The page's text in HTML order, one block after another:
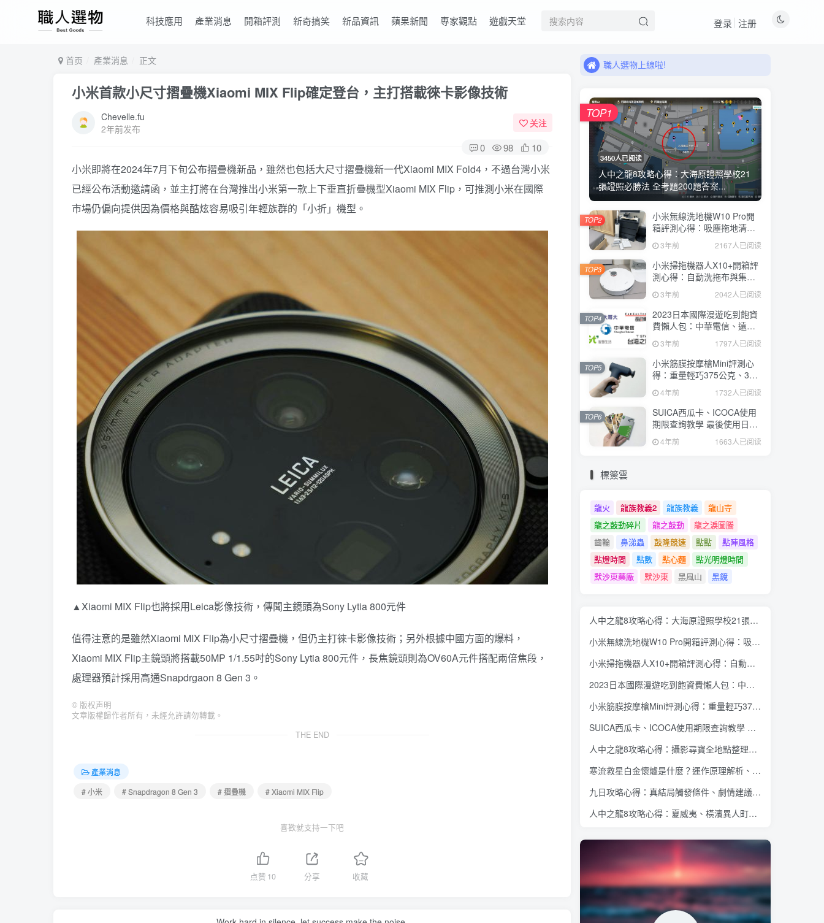
科技應用 產業消息 開箱評測 新奇搞笑 新品資訊 蘋果新聞 專家觀點 遊戲天堂 登录 注册
首页 產業消息 正文
小米首款小尺寸摺疊機Xiaomi MIX Flip確定登台，主打搭載徠卡影像技術
Chevelle.fu
2年前发布
关注
0 98 10
小米即將在2024年7月下旬公布摺疊機新品，雖然也包括大尺寸摺疊機新一代Xiaomi MIX Fold4，不過台灣小米
已經公布活動邀請函，並主打將在台灣推出小米第一款上下垂直折疊機型Xiaomi MIX Flip，可推測小米在國際
市場仍偏向提供因為價格與酷炫容易吸引年輕族群的「小折」機型。
▲Xiaomi MIX Flip也將採用Leica影像技術，傳聞主鏡頭為Sony Lytia 800元件
值得注意的是雖然Xiaomi MIX Flip為小尺寸摺疊機，但仍主打徠卡影像技術；另外根據中國方面的爆料，
Xiaomi MIX Flip主鏡頭將搭載50MP 1/1.55吋的Sony Lytia 800元件，長焦鏡頭則為OV60A元件搭配兩倍焦段，
處理器預計採用高通Snapdrgaon 8 Gen 3。
© 版权声明
文章版權歸作者所有，未經允許請勿轉載。
THE END
產業消息
# 小米
# Snapdragon 8 Gen 3 # 摺疊機 # Xiaomi MIX Flip
喜歡就支持一下吧
点赞 10 分享 收藏
來看看11月有什麼新品!
來看看11月有什麼新品!
3450人已阅读
人中之龍8攻略心得：大海原證照學校21
張證照必勝法 全考題200題答案...
TOP1
小米無線洗地機W10 Pro開
箱評測心得：吸塵拖地清洗3
合1、90度可調式機身、續航
力35分鐘、售價15995元
3年前 2167人已阅读
TOP2
小米掃拖機器人X10+開箱評
測心得：自動洗拖布與集
塵、旋轉式拖布更乾淨、連
續使用2小時、售價26995元
3年前 2042人已阅读
TOP3
2023日本國際漫遊吃到飽資
費懶人包：中華電信、遠傳
電信、台灣大哥大、台灣之
星、亞太電信
3年前 1797人已阅读
TOP4
小米筋膜按摩槍Mini評測心
得：重量輕巧375公克、3種
替換頭和3種模式、售價
2295元
4年前 1732人已阅读
TOP5
SUICA西瓜卡、ICOCA使用
期限查詢教學 最後使用日10
年內都有效 Android、iOS都
適用4年前 1663人已阅读
TOP6
標簽雲
龍火 龍族教義2 龍族教義
龍山寺
龍之鼓動碎片
龍之鼓動
龍之淚圖騰
齒輪
鼻涕蟲 鼓隆競速 點點
點陣風格
點燈時間
點數 點心麵
點光明燈時間
默沙東藥廠
默沙東 黑風山 黑鏡
人中之龍8攻略心得：大海原證照學校21張證照必勝法 全考題200題答案整理
小米無線洗地機W10 Pro開箱評測心得：吸塵拖地清洗3合1、90度可調式機身、續航力35分鐘、售價15995元
小米掃拖機器人X10+開箱評測心得：自動洗拖布與集塵、旋轉式拖布更乾淨、連續使用2小時、售價26995元
2023日本國際漫遊吃到飽資費懶人包：中華電信、遠傳電信、台灣大哥大、台灣之星、亞太電信
小米筋膜按摩槍Mini評測心得：重量輕巧375公克、3種替換頭和3種模式、售價2295元
SUICA西瓜卡、ICOCA使用期限查詢教學 最後使用日10年內都有效 Android、iOS都適用
人中之龍8攻略心得：攝影尋寶全地點整理、70個夏威夷與40個橫濱拍攝位置圖解
寒流救星白金懷爐是什麼？運作原理解析、相比電暖蛋有哪些優缺點？懷爐挑選方法介紹
九日攻略心得：真結局觸發條件、劇情建議攻略順序、全流程過關整理
人中之龍8攻略心得：夏威夷、橫濱異人町、神室町 全部14位神秘捏捏NPC地圖位置整理